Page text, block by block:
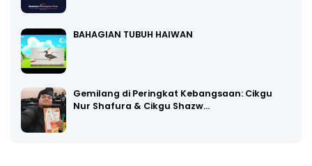
BAHAGIAN TUBUH HAIWAN
Gemilang di Peringkat Kebangsaan: Cikgu
Nur Shafura & Cikgu Shazw…